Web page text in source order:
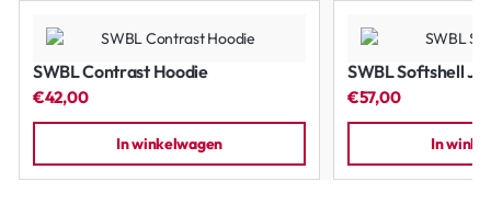
SWBL Contrast Hoodie
€42,00
In winkelwagen
SWBL Softshell
€57,00
In